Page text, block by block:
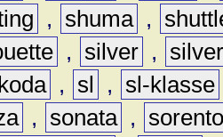
, shuma ,
, silver ,
, sl , sl-klasse
, sonata ,